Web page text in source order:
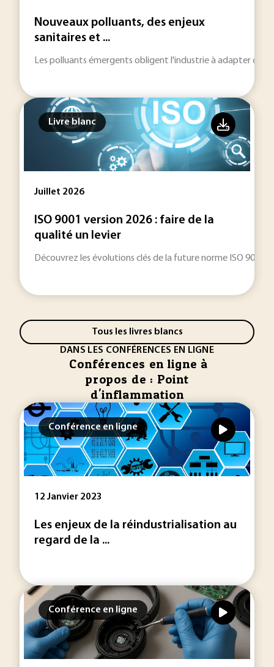
Nouveaux polluants, des enjeux
sanitaires et ...
Les polluants émergents obligent l'industrie à adapter
Livre blanc
Juillet 2026
ISO 9001 version 2026 : faire de la
qualité un levier
Découvrez les évolutions clés de la future norme ISO 9001
Tous les livres blancs
DANS LES CONFÉRENCES EN LIGNE
Conférences en ligne à
propos de : Point
d'inflammation
Conférence en ligne
12 Janvier 2023
Les enjeux de la réindustrialisation au
regard de la ...
Conférence en ligne